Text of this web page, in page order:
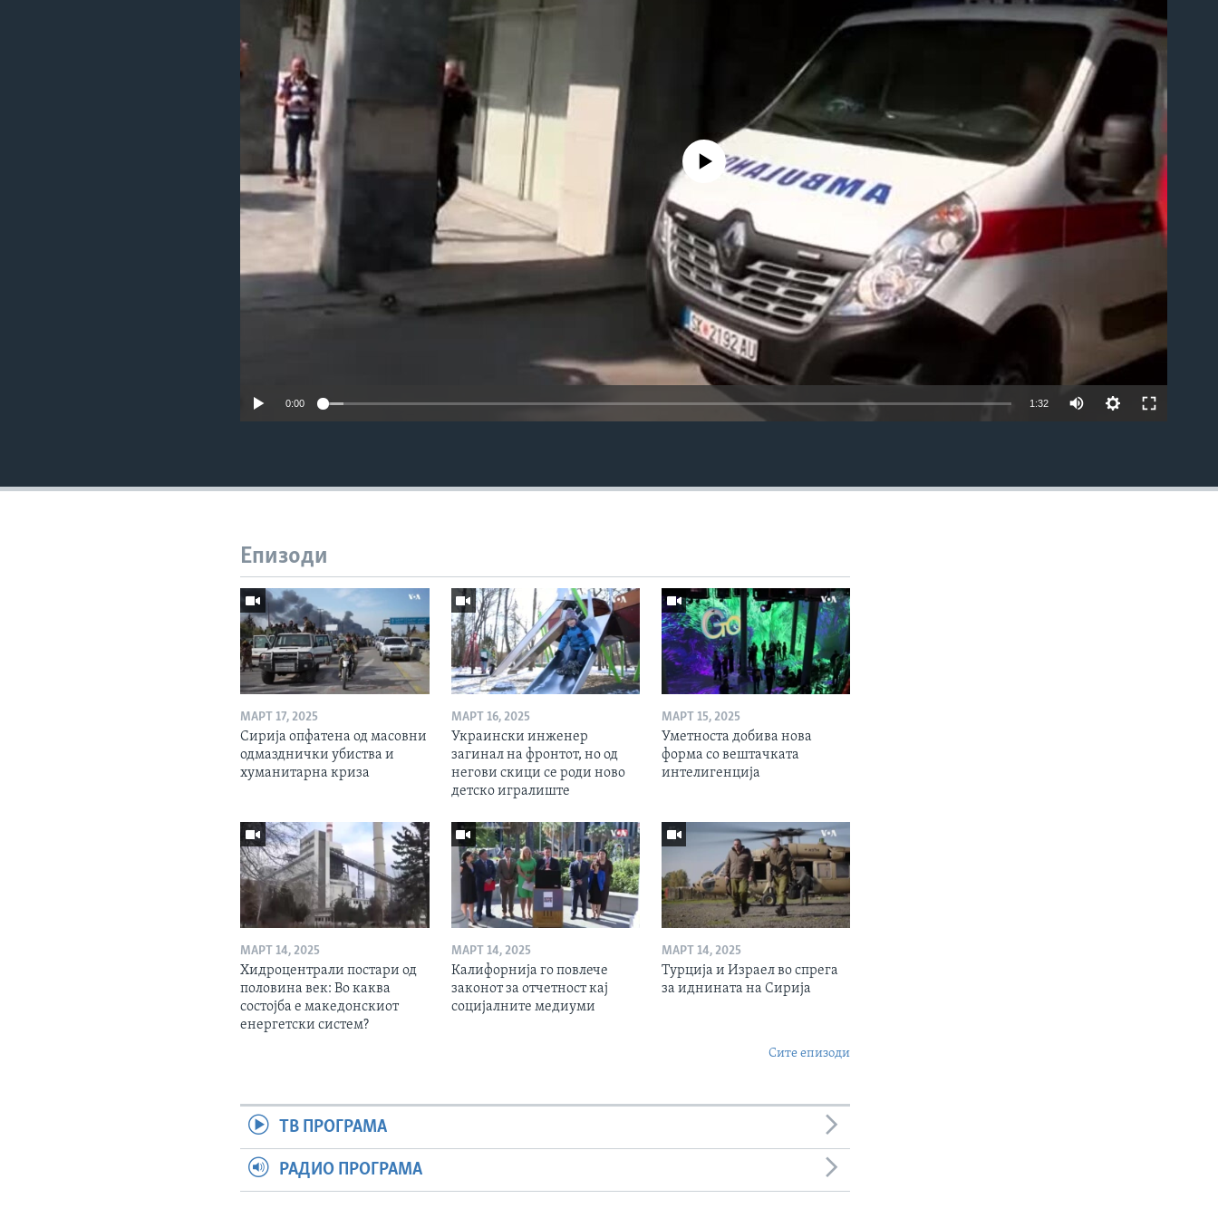
No media source currently available
0:00 1:32
Епизоди
МАРТ 17, 2025
Сирија опфатена од масовни
одмазднички убиства и
хуманитарна криза
МАРТ 16, 2025
Украински инженер
загинал на фронтот, но од
негови скици се роди ново
детско игралиште
МАРТ 15, 2025
Уметноста добива нова
форма со вештачката
интелигенција
МАРТ 14, 2025
Хидроцентрали постари од
половина век: Во каква
состојба е македонскиот
енергетски систем?
МАРТ 14, 2025
Калифорнија го повлече
законот за отчетност кај
социјалните медиуми
МАРТ 14, 2025
Турција и Израел во спрега
за иднината на Сирија
Сите епизоди
ТВ ПРОГРАМА
РАДИО ПРОГРАМА